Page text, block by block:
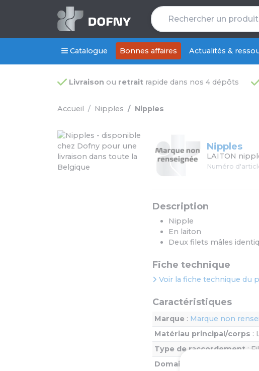
Catalogue Bonnes affaires Actualités &
Livraison ou retraitrapide dans nos 4 dépôts
Accueil Nipples Nipples
Nipples
LAITON
Numéro
Description
Nipple
En laiton
Deux filets mâles
Fiche technique
Voir la fiche technique du
Caractéristiques
Marque : Marque non
Matériau principal/corps :
Type de raccordement :
Domaines